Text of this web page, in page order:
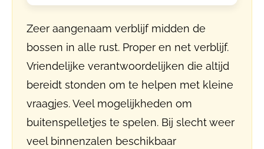
Zeer aangenaam verblijf midden de
bossen in alle rust. Proper en net verblijf.
Vriendelijke verantwoordelijken die altijd
bereidt stonden om te helpen met kleine
vraagjes. Veel mogelijkheden om
buitenspelletjes te spelen. Bij slecht weer
veel binnenzalen beschikbaar